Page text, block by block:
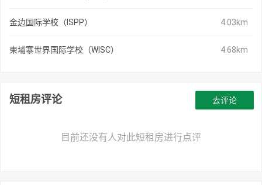
金边国际学校（ISPP） 4.03km
柬埔寨世界国际学校（WISC） 4.68km
短租房评论
目前还没有人对此短租房进行点评
去评论